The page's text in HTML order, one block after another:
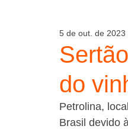
do
5 de out. de 2023
Petrolina,
Brasil devido